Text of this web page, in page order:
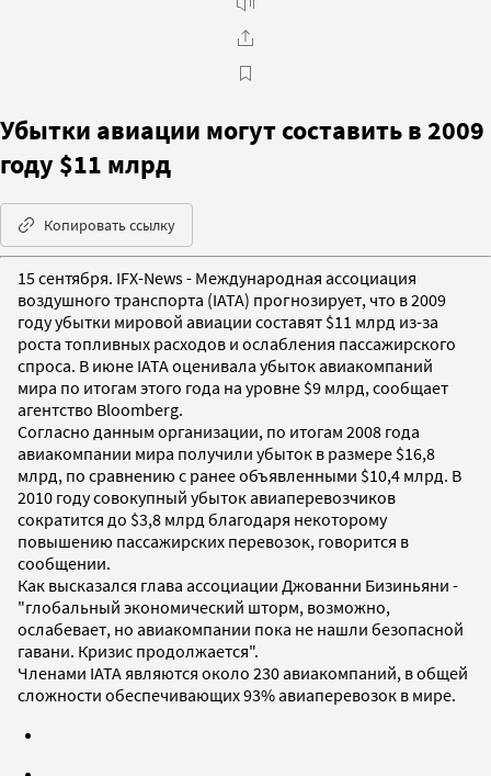
Убытки авиации могут составить в 2009
году $11 млрд
Копировать ссылку
15 сентября. IFX-News - Международная ассоциация
воздушного транспорта (IATA) прогнозирует, что в 2009
году убытки мировой авиации составят $11 млрд из-за
роста топливных расходов и ослабления пассажирского
спроса. В июне IATA оценивала убыток авиакомпаний
мира по итогам этого года на уровне $9 млрд, сообщает
агентство Bloomberg.
Согласно данным организации, по итогам 2008 года
авиакомпании мира получили убыток в размере $16,8
млрд, по сравнению с ранее объявленными $10,4 млрд. В
2010 году совокупный убыток авиаперевозчиков
сократится до $3,8 млрд благодаря некоторому
повышению пассажирских перевозок, говорится в
сообщении.
Как высказался глава ассоциации Джованни Бизиньяни -
"глобальный экономический шторм, возможно,
ослабевает, но авиакомпании пока не нашли безопасной
гавани. Кризис продолжается".
Членами IATA являются около 230 авиакомпаний, в общей
сложности обеспечивающих 93% авиаперевозок в мире.